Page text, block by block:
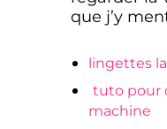
que j’y
lingettes
tuto pour
machine